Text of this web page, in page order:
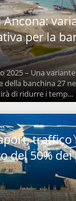
per la
2025 – Una
della banchina 27
di ridurre i temp...
traffico
del 50%